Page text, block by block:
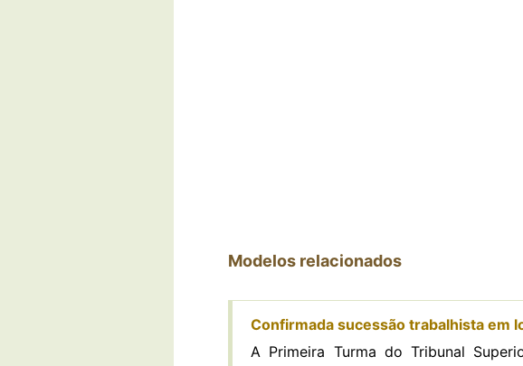
Modelos relacionados
Confirmada sucessão trabalhista em
A Primeira Turma do Tribunal